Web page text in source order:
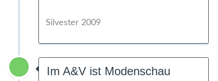
Silvester 2009
Im A&V ist Modenschau